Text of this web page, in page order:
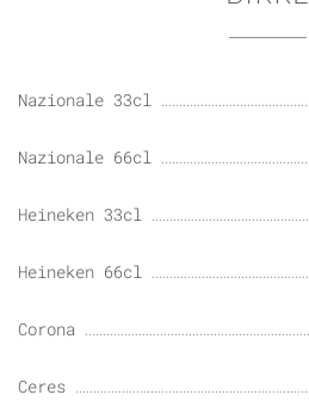
Nazionale 33cl
Nazionale 66cl
Heineken 33cl
Heineken 66cl
Corona
Ceres